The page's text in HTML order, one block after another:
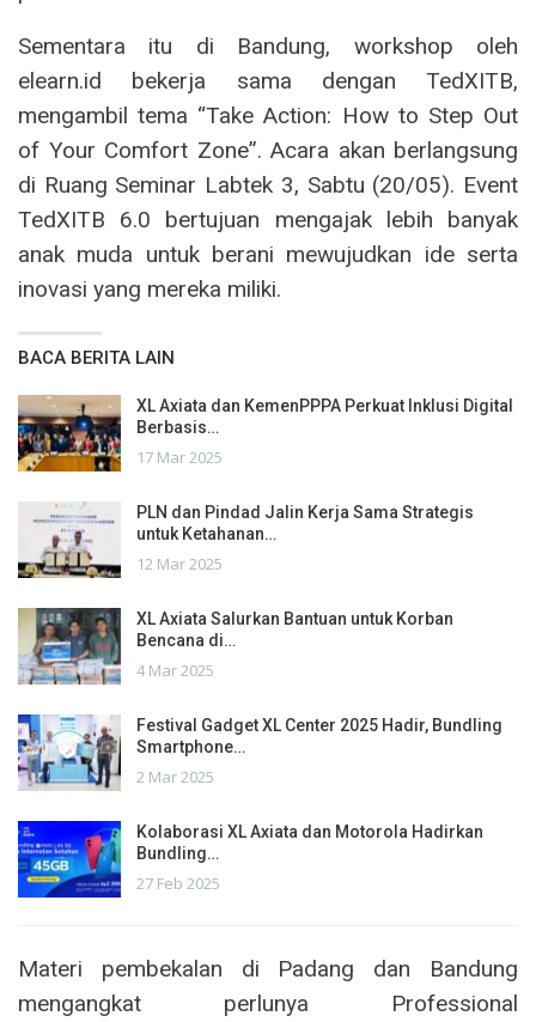
Sementara itu di Bandung, workshop oleh
elearn.id bekerja sama dengan TedXITB,
mengambil tema “Take Action: How to Step Out
of Your Comfort Zone”. Acara akan berlangsung
di Ruang Seminar Labtek 3, Sabtu (20/05). Event
TedXITB 6.0 bertujuan mengajak lebih banyak
anak muda untuk berani mewujudkan ide serta
inovasi yang mereka miliki.
BACA BERITA LAIN
XL Axiata dan KemenPPPA Perkuat Inklusi Digital
Berbasis…
17 Mar 2025
PLN dan Pindad Jalin Kerja Sama Strategis
untuk Ketahanan…
12 Mar 2025
XL Axiata Salurkan Bantuan untuk Korban
Bencana di…
4 Mar 2025
Festival Gadget XL Center 2025 Hadir, Bundling
Smartphone…
2 Mar 2025
Kolaborasi XL Axiata dan Motorola Hadirkan
Bundling…
27 Feb 2025
Materi pembekalan di Padang dan Bandung
mengangkat perlunya Professional